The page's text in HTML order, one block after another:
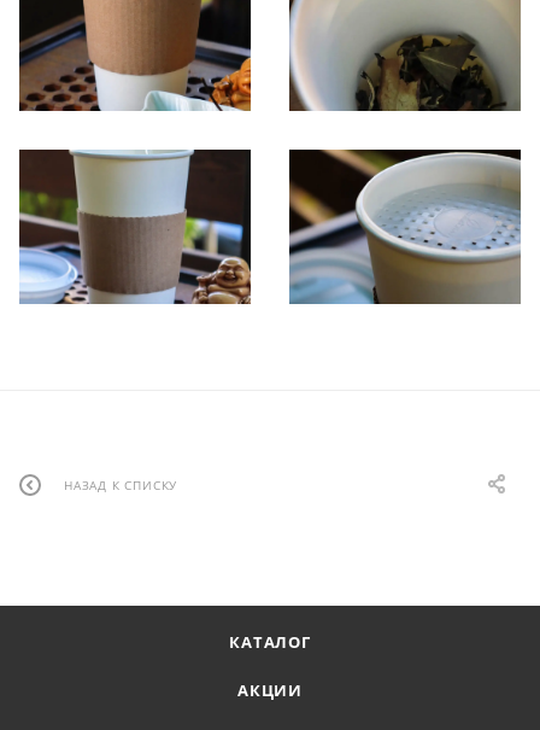
НАЗАД К СПИСКУ
КАТАЛОГ
АКЦИИ